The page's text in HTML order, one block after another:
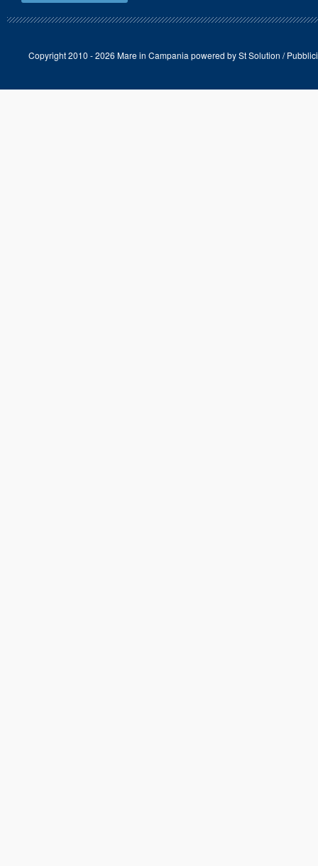
Copyright 2010 - 2026 Mare in Campania powered bySt Solution /